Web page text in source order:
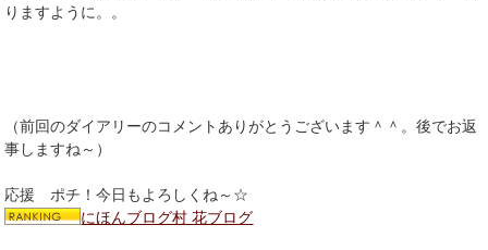
りますように。。
（前回のダイアリーのコメントありがとうございます＾＾。後でお返
事しますね～）
応援 ポチ！今日もよろしくね～☆
にほんブログ村 花ブログ